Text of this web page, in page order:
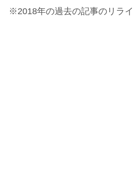
※2018年の過去の記事のリライ